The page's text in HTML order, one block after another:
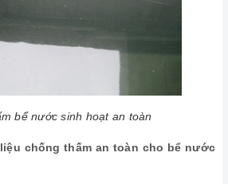
bể nước sinh hoạt an toàn
chống thấm an toàn cho bể nước